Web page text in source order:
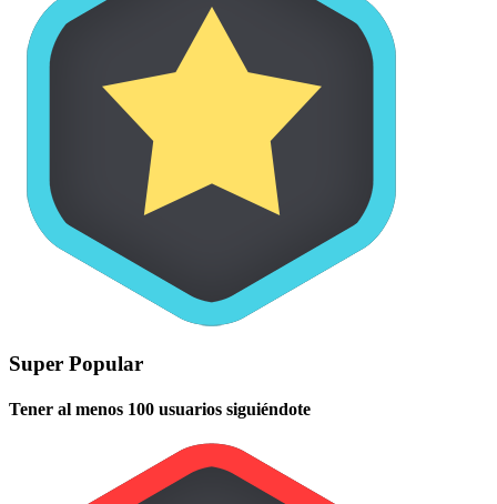
Super Popular
Tener al menos 100 usuarios siguiéndote